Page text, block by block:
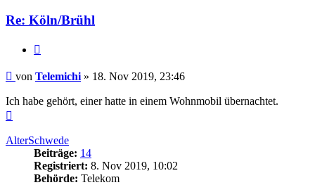
Re: Köln/Brühl
Beitrag
von Telemichi » 18. Nov 2019, 23:46
Ich habe gehört, einer hatte in einem Wohnmobil übernachtet.
AlterSchwede
Beiträge: 14
Registriert: 8. Nov 2019, 10:02
Behörde: Telekom